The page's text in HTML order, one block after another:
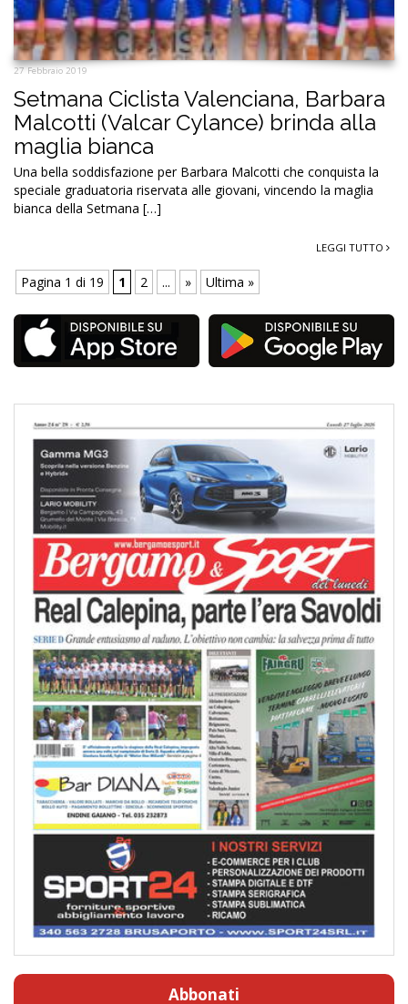
27 Febbraio 2019
Setmana Ciclista Valenciana, Barbara
Malcotti (Valcar Cylance) brinda alla
maglia bianca
Una bella soddisfazione per Barbara Malcotti che conquista la
speciale graduatoria riservata alle giovani, vincendo la maglia
bianca della Setmana […]
LEGGI TUTTO
Pagina 1 di 19 1 2 ... » Ultima »
Abbonati